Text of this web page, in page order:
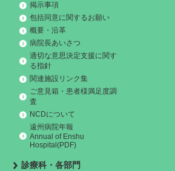
掲示事項
包括同意に関するお願い
概要・沿革
病院長あいさつ
適切な意思決定支援に関す
る指針
関連施設リンク集
ご意見箱・患者様満足度調
査
NCDについて
遠州病院年報
Annual of Enshu
Hospital(PDF)
診療科・各部門